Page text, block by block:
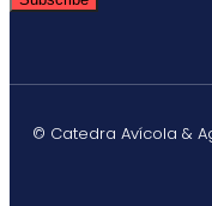
© Catedra Avícola &